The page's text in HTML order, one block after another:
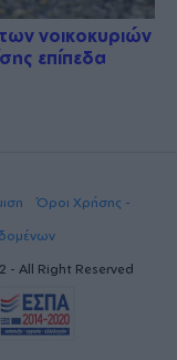
νοικοκυριών
επίπεδα
Όροι Χρήσης -
All Right Reserved